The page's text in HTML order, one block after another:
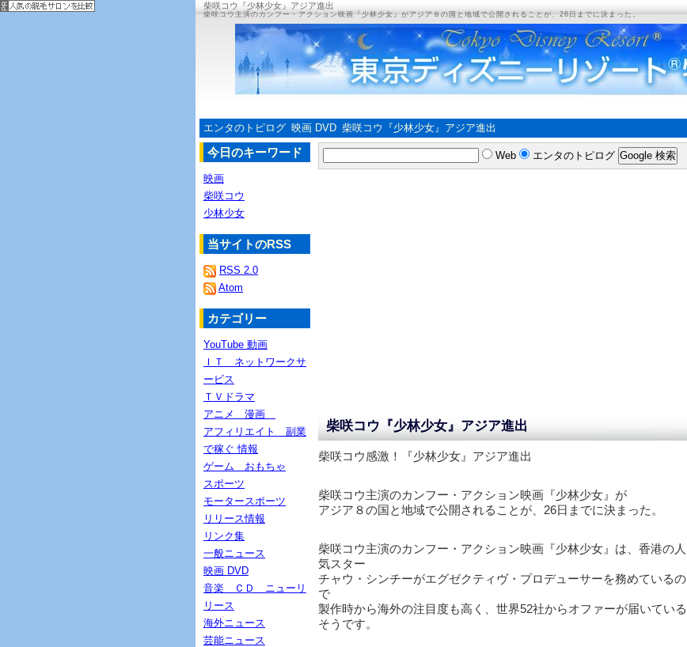
柴咲コウ『少林少女』アジア進出
柴咲コウ主演のカンフー・アクション映画『少林少女』がアジア８の国と地域で公開されることが、26日までに決まった。
エンタのトピログ 映画 DVD 柴咲コウ『少林少女』アジア進出
柴咲コウ『少林少女』アジア進出
柴咲コウ感激！『少林少女』アジア進出
柴咲コウ主演のカンフー・アクション映画『少林少女』が
アジア８の国と地域で公開されることが、26日までに決まった。
柴咲コウ主演のカンフー・アクション映画『少林少女』は、香港の人
気スター
チャウ・シンチーがエグゼクティヴ・プロデューサーを務めているの
で
製作時から海外の注目度も高く、世界52社からオファーが届いている
そうです。
今日のキーワード
映画
柴咲コウ
少林少女
当サイトのRSS
RSS 2.0
Atom
カテゴリー
YouTube 動画
ＩＴ ネットワークサ
ービス
ＴＶドラマ
アニメ 漫画
アフィリエイト 副業
で稼ぐ 情報
ゲーム おもちゃ
スポーツ
モータースポーツ
リリース情報
リンク集
一般ニュース
映画 DVD
音楽 ＣＤ ニューリ
リース
海外ニュース
芸能ニュース
Web エンタのトピログ